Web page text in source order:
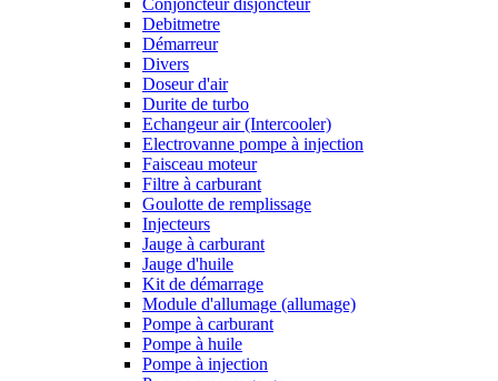
Conjoncteur disjoncteur
Debitmetre
Démarreur
Divers
Doseur d'air
Durite de turbo
Echangeur air (Intercooler)
Electrovanne pompe à injection
Faisceau moteur
Filtre à carburant
Goulotte de remplissage
Injecteurs
Jauge à carburant
Jauge d'huile
Kit de démarrage
Module d'allumage (allumage)
Pompe à carburant
Pompe à huile
Pompe à injection